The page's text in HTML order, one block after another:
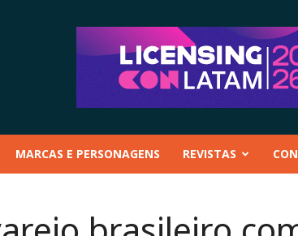
MARCAS E PERSONAGENS REVISTAS